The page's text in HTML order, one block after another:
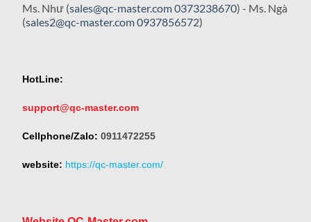
Ms. Như (sales@qc-master.com0373238670) - Ms. Ngà
(sales2@qc-master.com0937856572)
HotLine:
support@qc-master.com
Cellphone/Zalo: 0911472255
website: https://qc-master.com/